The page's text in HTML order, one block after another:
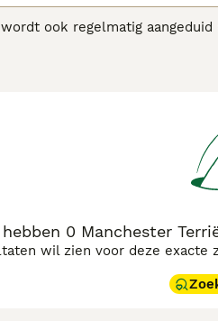
ook regelmatig
hebben 0 Manchester
wil zien voor deze exacte